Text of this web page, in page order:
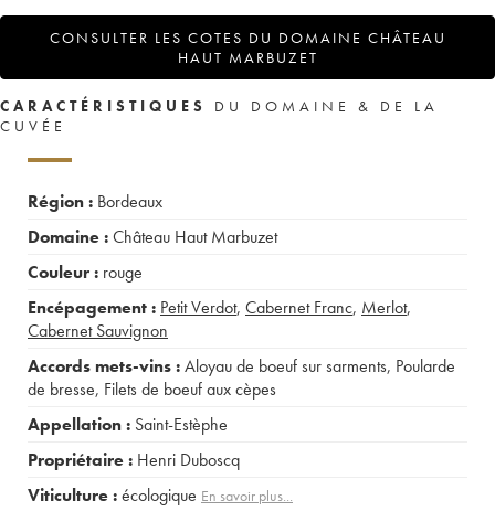
CONSULTER LES COTES DU DOMAINE CHÂTEAU
HAUT MARBUZET
CARACTÉRISTIQUES
DU DOMAINE & DE LA
CUVÉE
Région : Bordeaux
Domaine :Château Haut Marbuzet
Couleur : rouge
Encépagement : Petit Verdot, Cabernet Franc, Merlot,
Cabernet Sauvignon
Accords mets-vins :Aloyau de boeuf sur sarments, Poularde
de bresse, Filets de boeuf aux cèpes
Appellation : Saint-Estèphe
Propriétaire : Henri Duboscq
Viticulture :écologique En savoir plus...